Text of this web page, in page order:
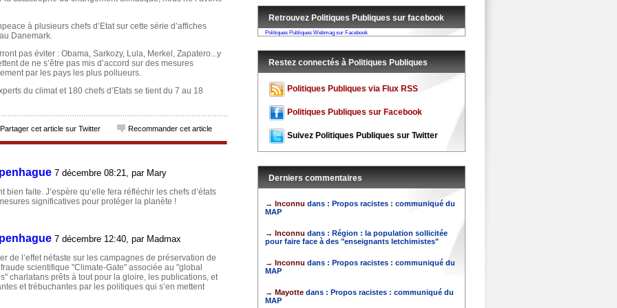
à plusieurs chefs d’Etat sur cette série d’affiches
Danemark.
pas éviter : Obama, Sarkozy, Lula, Merkel, Zapatero...y
de ne s’être pas mis d’accord sur des mesures
par les pays les plus pollueurs.
du climat et 180 chefs d’Etats se tient du 7 au 18
Partager cet article sur Twitter Recommander cet article
7 décembre 08:21, par Mary
faite. J’espère qu’elle fera réfléchir les chefs d’états
significatives pour protéger la planète !
7 décembre 12:40, par Madmax
de l’effet néfaste sur les campagnes de préservation de
scientifique "Climate-Gate" associée au "global
charlatans prêts à tout pour la gloire, les publications, et
et trébuchantes par les politiques qui s’en mettent
Retrouvez Politiques Publiques sur facebook
Politiques Publiques Webmag sur Facebook
Restez connectés à Politiques Publiques
Politiques Publiques via Flux RSS
Politiques Publiques sur Facebook
Suivez Politiques Publiques sur Twitter
Derniers commentaires
→ Inconnu dans : Propos racistes : communiqué du
MAP
→ Inconnu dans : Région : la population sollicitée
pour faire face à des "enseignants letchimistes"
→ Inconnu dans : Propos racistes : communiqué du
MAP
→ Mayotte dans : Propos racistes : communiqué du
MAP